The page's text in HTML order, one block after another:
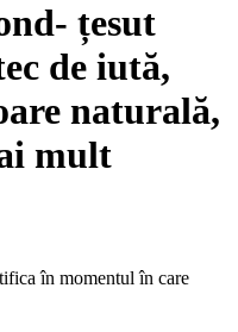
- țesut
de iută,
naturală,
mult
în momentul în care